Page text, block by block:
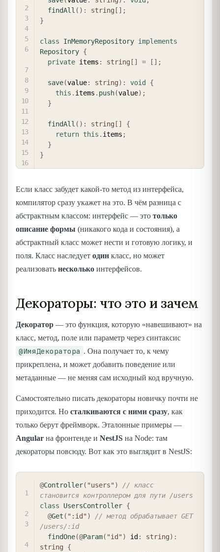
findAll ( ) : string [ ] ;
}
class InMemoryRepository implements
Repository {
private items : string [ ] = [ ] ;
save(value: string) : void
{
this . items . push(value) ;
}
findAll ( ) : string [ ]
{
return this . items ;
}
}
Если класс забудет какой-то метод из интерфейса,
компилятор сразу укажет на это. В чём разница с
абстрактным классом: интерфейс — это только
описание формы (никакого кода и состояния), а
абстрактный класс может нести и готовую логику, и
поля. Класс наследует один класс, но может
реализовать несколько интерфейсов.
Декораторы: что это и зачем
Декоратор — это функция, которую «навешивают» на
класс, метод, поле или параметр через синтаксис
@ИмяДекоратора . Она получает то, к чему
прикреплена, и может добавить поведение или
метаданные — не меняя сам исходный код вручную.
Самостоятельно писать декораторы новичку почти не
приходится. Но сталкиваются с ними сразу, как
только берут фреймворк. Эталонные примеры —
Angular на фронтенде и NestJS на Node: там
декораторы повсюду. Вот как это выглядит в NestJS:
@Controller( "users")
// класс
становится контроллером для пути /users
class
UsersController {
@Get ( ":id")
// метод обрабатывает GET
/users/:id
findOne(@Param( "id") id : string) :
string
{